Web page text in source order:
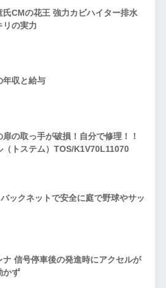
氏CMの花王 強力カビハイター排水
リの実力
年収と給与
扉の取っ手が破損！自分で修理！！
（トステム）TOS/K1V70L11070
ックネットで安全に庭で野球やサッ
ナ 信号停車後の発進時にアクセルが
かず